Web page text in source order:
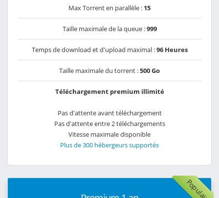
Max Torrent en parallèle : 15
Taille maximale de la queue :999
Temps de download et d'upload maximal :96 Heures
Taille maximale du torrent :500 Go
Téléchargement premium illimité
Pas d'attente avant téléchargement
Pas d'attente entre 2 téléchargements
Vitesse maximale disponible
Plus de 300 hébergeurs supportés
Populaire